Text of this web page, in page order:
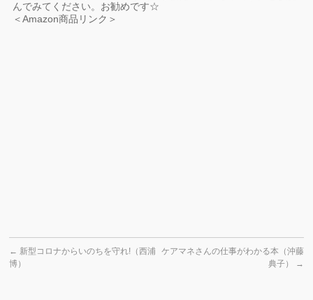
んでみてください。お勧めです☆
＜Amazon商品リンク＞
← 新型コロナからいのちを守れ!（西浦
博）
ケアマネさんの仕事がわかる本（沖藤
典子）
→